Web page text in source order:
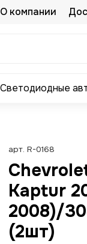
О компании
Светодиодные
арт. R-0168
Kaptur
2008)/
(2шт)